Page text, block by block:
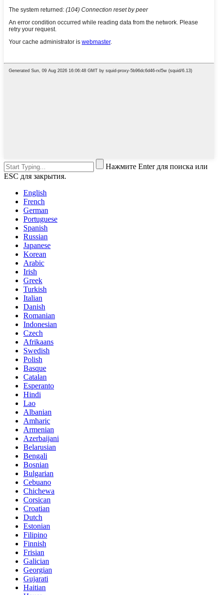
Нажмите Enter для поиска или
ESC для закрытия.
English
French
German
Portuguese
Spanish
Russian
Japanese
Korean
Arabic
Irish
Greek
Turkish
Italian
Danish
Romanian
Indonesian
Czech
Afrikaans
Swedish
Polish
Basque
Catalan
Esperanto
Hindi
Lao
Albanian
Amharic
Armenian
Azerbaijani
Belarusian
Bengali
Bosnian
Bulgarian
Cebuano
Chichewa
Corsican
Croatian
Dutch
Estonian
Filipino
Finnish
Frisian
Galician
Georgian
Gujarati
Haitian